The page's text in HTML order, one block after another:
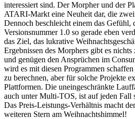
interessiert sind. Der Morpher und der
ATARI-Markt eine Neuheit dar, die
Dennoch beschleicht einem das Gefühl,
Versionsnummer 1.0 so gerade eben
das Ziel, das lukrative
Ergebnissen des Morphers gibt es
und genügen den Ansprüchen im
wird es mit diesen Programmen
zu berechnen, aber für solche Projekte
Plattformen. Die uneingeschränkte
auch unter Multi-TOS, ist auf jeden Fall
Das Preis-Leistungs-Verhältnis macht
weiteren Stern am Weihnachtshimmel!